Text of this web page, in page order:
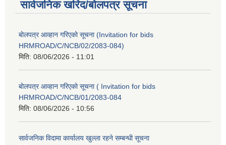
सार्वजनिक खरिद/बोलपत्र सूचना
बोलपत्र आव्हान गरिएको सूचना (Invitation for bids
HRMROAD/C/NCB/02/2083-084)
मिति: 08/06/2026 - 11:01
बोलपत्र आव्हान गरिएको सूचना ( Invitation for bids
HRMROAD/C/NCB/01/2083-084
मिति: 08/06/2026 - 10:56
सार्वजनिक विदामा कार्यालय खुल्ला रहने सम्बन्धी सूचना